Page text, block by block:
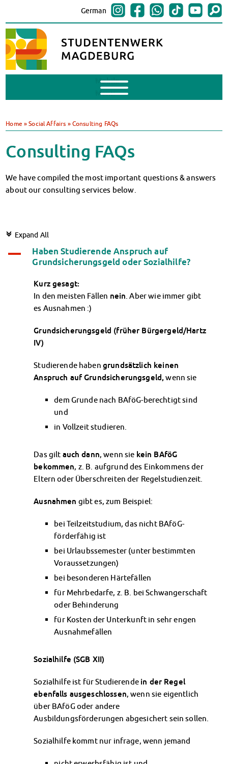
German
Mobile
Menu
BAföG
Support of Foreign Nationals
Widerspruchstelle
BAföG FAQs
Contacts & Office Hours
BAföG-Talk und -Sprechstunden
Climate-conscious eating
Mensa FAQs
Campus Catering
Contact Persons
Accommodation
Dormitories at a glance
Dormitories in Wernigerode
Dormitory application & service
WITH each other – FOR each other
Accomodation tutors
Accommodation FAQ
Documents
Contact Persons: Accommodation
Social counselling
Financial advice
Refund of semester fee
Courses
Legal advice
Chat advice
Consulting FAQs
Documents
Contact Persons
Culture & Internationals
Advice for Internationals
Housing for Internationals
IKUS and InterKultiTreff
CreativeWorkshops
Contact Persons
Campus Child Care
Kita CampusKids
Kita Application
Application
Home »Social Affairs » Consulting FAQs
Consulting FAQs
We have compiled the most important questions & answers
about our consulting services below.
c Expand All
A
Haben Studierende Anspruch auf
Grundsicherungsgeld oder Sozialhilfe?
Kurz gesagt:
In den meisten Fällen nein . Aber wie immer gibt
es Ausnahmen :)
Grundsicherungsgeld (früher Bürgergeld/Hartz
IV)
Studierende haben grundsätzlich keinen
Anspruch auf Grundsicherungsgeld, wenn sie
dem Grunde nach BAföG-berechtigt sind
und
in Vollzeit studieren.
Das gilt auch dann, wenn sie kein BAföG
bekommen, z. B. aufgrund des Einkommens der
Eltern oder Überschreiten der Regelstudienzeit.
Ausnahmen gibt es, zum Beispiel:
bei Teilzeitstudium, das nicht BAföG-
förderfähig ist
bei Urlaubssemester (unter bestimmten
Voraussetzungen)
bei besonderen Härtefällen
für Mehrbedarfe, z. B. bei Schwangerschaft
oder Behinderung
für Kosten der Unterkunft in sehr engen
Ausnahmefällen
Sozialhilfe (SGB XII)
Sozialhilfe ist für Studierende in der Regel
ebenfalls ausgeschlossen, wenn sie eigentlich
über BAföG oder andere
Ausbildungsförderungen abgesichert sein sollen.
Sozialhilfe kommt nur infrage, wenn jemand